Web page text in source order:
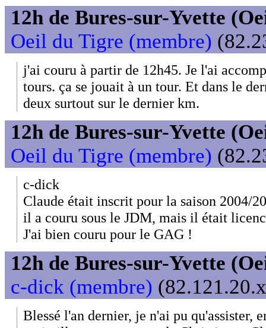
12h de Bures-sur-Yvette
Oeil du Tigre (membre)
j'ai couru à partir de 12h45. Je l'ai
tours. ça se jouait à un tour. Et dans le
deux surtout sur le dernier km.
12h de Bures-sur-Yvette
Oeil du Tigre (membre)
c-dick
Claude était inscrit pour la saison 2004/
il a couru sous le JDM, mais il était
J'ai bien couru pour le GAG !
12h de Bures-sur-Yvette
c-dick (membre)
Blessé l'an dernier, je n'ai pu qu'assister,